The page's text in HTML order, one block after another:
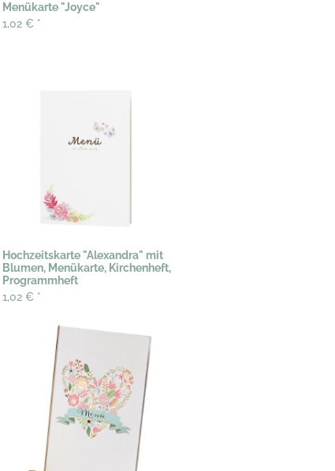
Menükarte "Joyce"
1,02 € *
Hochzeitskarte "Alexandra" mit
Blumen, Menükarte, Kirchenheft,
Programmheft
1,02 € *